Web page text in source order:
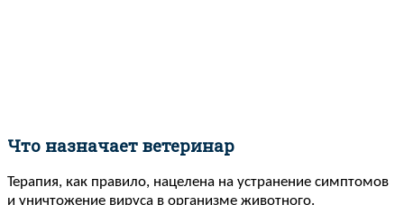
Что назначает ветеринар
Терапия, как правило, нацелена на устранение симптомов
и уничтожение вируса в организме животного.